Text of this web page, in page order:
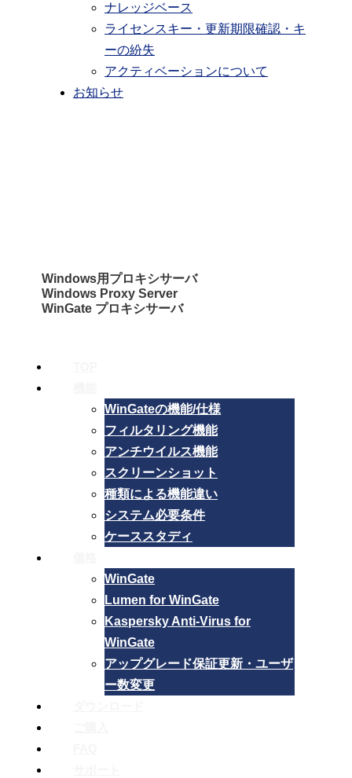
ナレッジベース
ライセンスキー・更新期限確認・キ
ーの紛失
アクティベーションについて
お知らせ
Windows用プロキシサーバ
Windows Proxy Server
WinGate プロキシサーバ
WinGateの機能/仕様
フィルタリング機能
アンチウイルス機能
スクリーンショット
種類による機能違い
システム必要条件
ケーススタディ
WinGate
Lumen for WinGate
Kaspersky Anti-Virus for
WinGate
アップグレード保証更新・ユーザ
ー数変更